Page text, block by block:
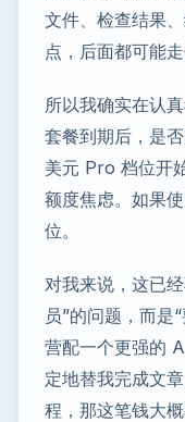
文件、检查结果
点，后面都可能走
所以我确实在认
套餐到期后，是
美元 Pro 档位开
额度焦虑。如果
位。
对我来说，这已
员”的问题，而是
营配一个更强的
定地替我完成文
程，那这笔钱大概